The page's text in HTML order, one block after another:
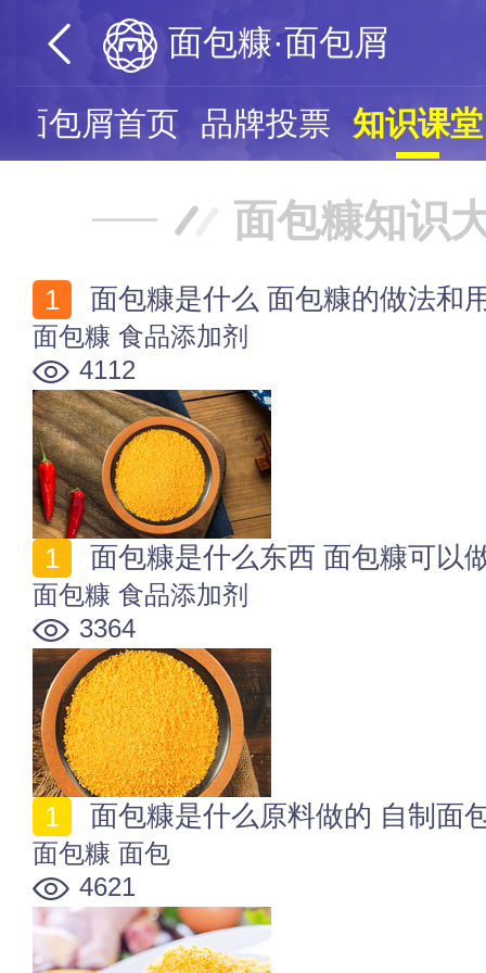
面包糠·面包屑
面包屑首页 品牌投票 知识课堂
面包糠知识
面包糠是什么 面包糠的做法和
面包糠 食品添加剂
4112
面包糠是什么东西 面包糠可以
面包糠 食品添加剂
3364
面包糠是什么原料做的 自制面
面包糠 面包
4621